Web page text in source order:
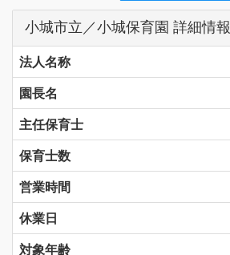
小城市立／小城保育園 詳細情報
法人名称
園長名
主任保育士
保育士数
営業時間
休業日
対象年齢